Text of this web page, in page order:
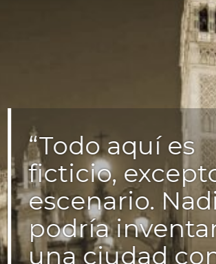
“Todo aquí es
ficticio,
escenario.
podría
una ciudad